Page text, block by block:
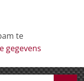
te
gegevens